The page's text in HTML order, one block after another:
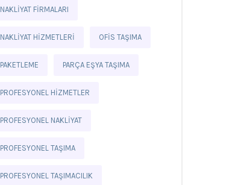
NAKLIYAT FIRMALARI
NAKLIYAT HIZMETLERI OFIS TAŞIMA
PAKETLEME PARÇA EŞYA TAŞIMA
PROFESYONEL HIZMETLER
PROFESYONEL NAKLIYAT
PROFESYONEL TAŞIMA
PROFESYONEL TAŞIMACILIK